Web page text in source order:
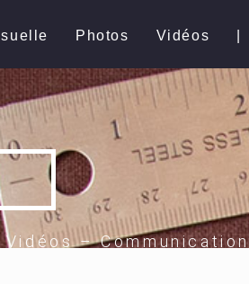
Photos Vidéos
– Communication